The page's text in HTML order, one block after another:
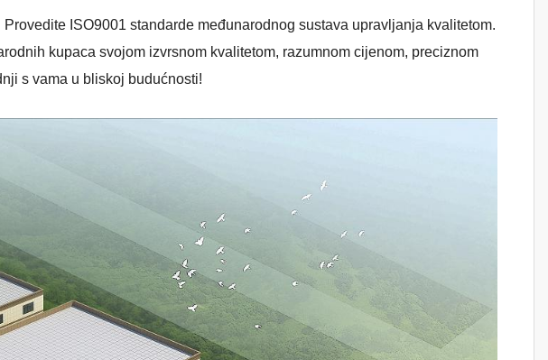
ISO9001 standarde međunarodnog sustava upravljanja kvalitetom.
kupaca svojom izvrsnom kvalitetom, razumnom cijenom, preciznom
s vama u bliskoj budućnosti!